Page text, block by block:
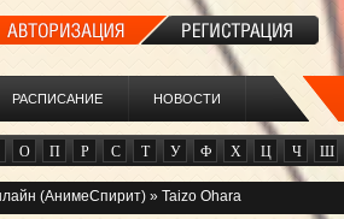
РАСПИСАНИЕ НОВОСТИ
О П Р С Т У Ф Х Ц Ч Ш
(АнимеСпирит) » Taizo Ohara